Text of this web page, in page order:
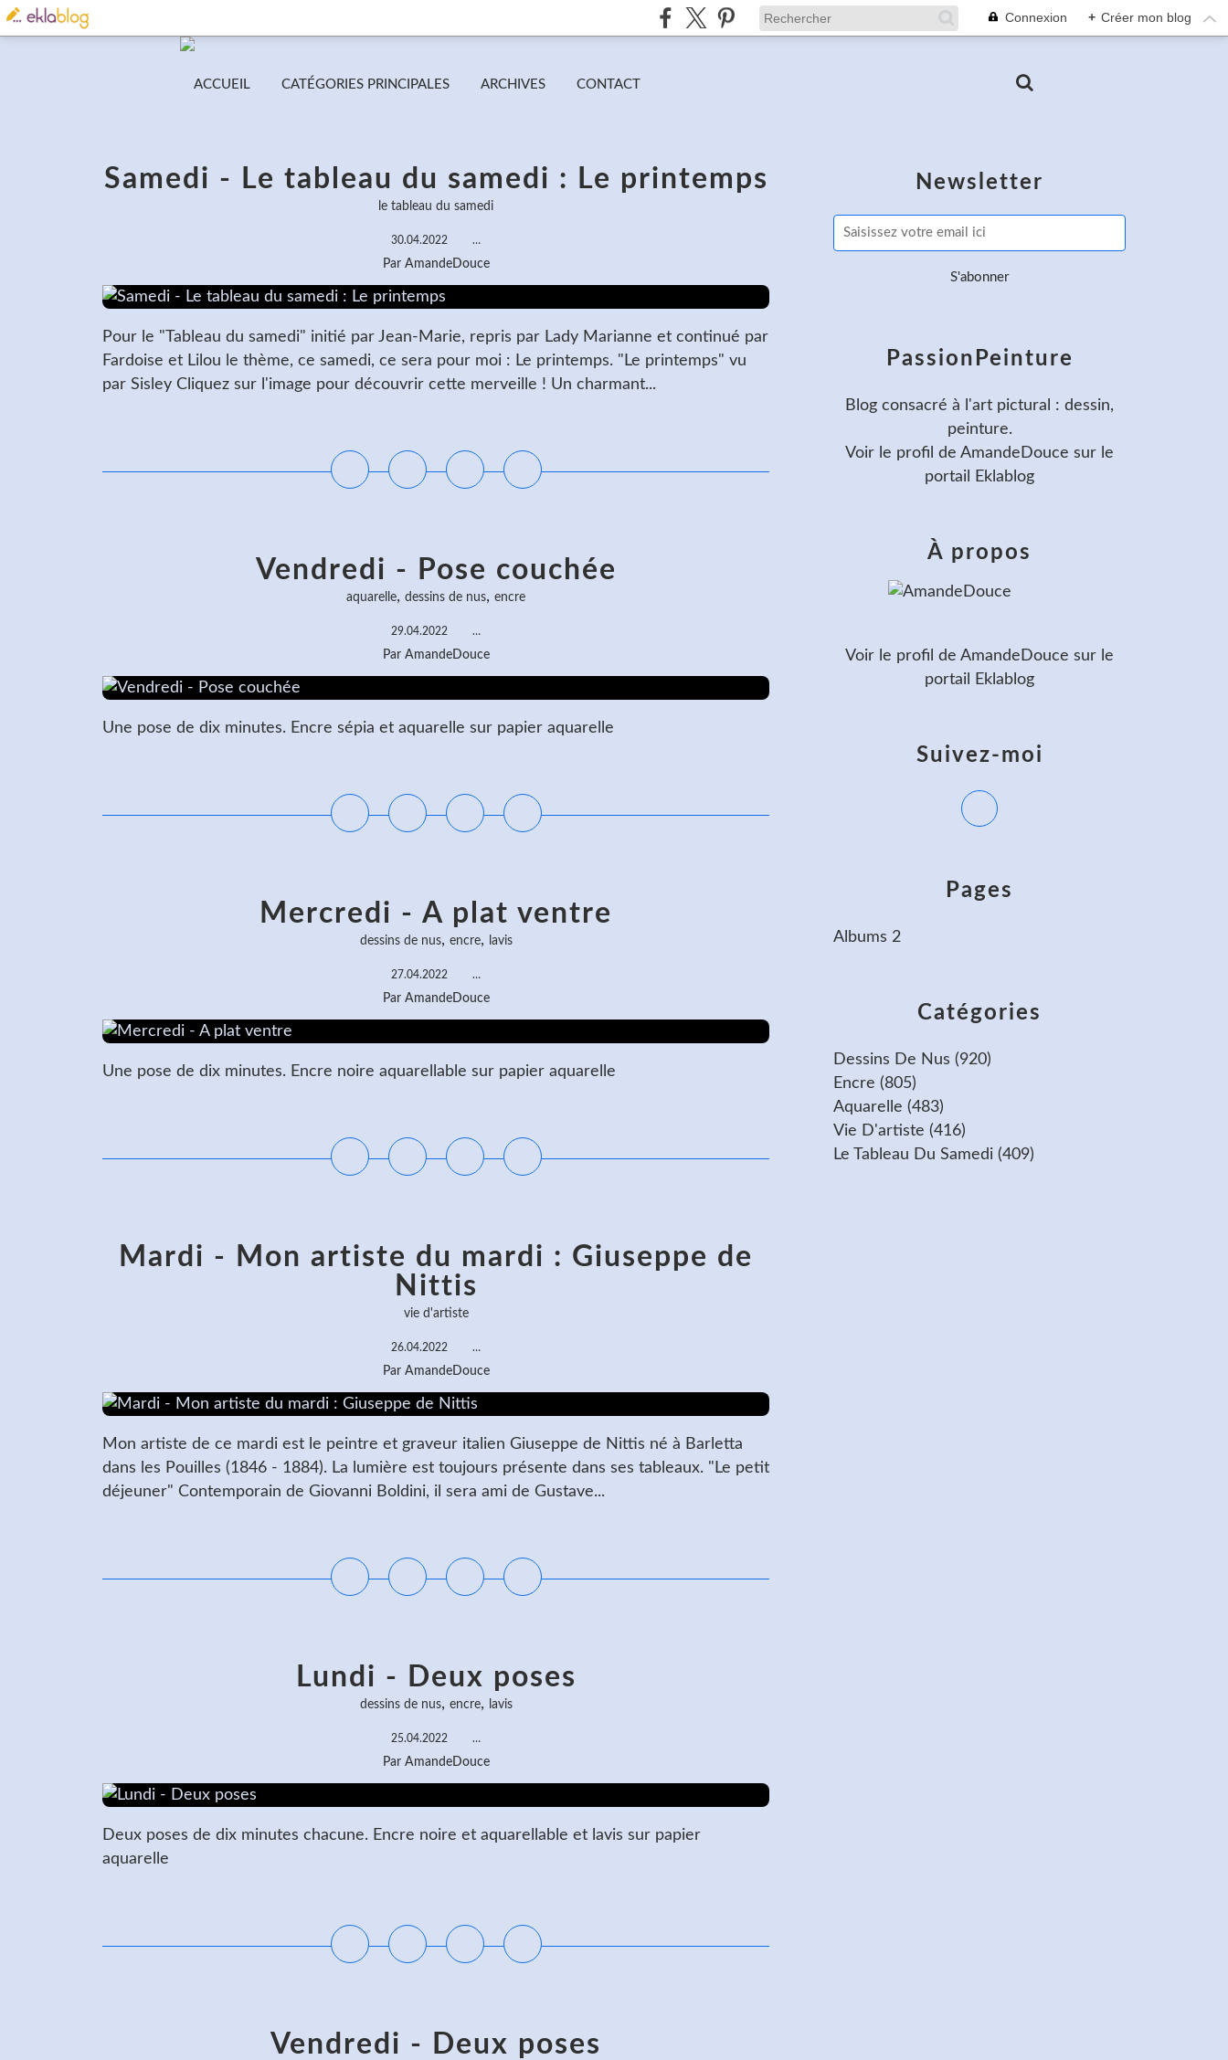
Connexion + Créer mon blog
ACCUEIL CATÉGORIES PRINCIPALES ARCHIVES CONTACT
Samedi - Le tableau du samedi : Le printemps
le tableau du samedi
30.04.2022 …
Par AmandeDouce
Pour le "Tableau du samedi" initié par Jean-Marie, repris par Lady Marianne et continué par
Fardoise et Lilou le thème, ce samedi, ce sera pour moi : Le printemps. "Le printemps" vu
par Sisley Cliquez sur l'image pour découvrir cette merveille ! Un charmant...
Vendredi - Pose couchée
aquarelle, dessins de nus, encre
29.04.2022 …
Par AmandeDouce
Une pose de dix minutes. Encre sépia et aquarelle sur papier aquarelle
Mercredi - A plat ventre
dessins de nus, encre, lavis
27.04.2022 …
Par AmandeDouce
Une pose de dix minutes. Encre noire aquarellable sur papier aquarelle
Mardi - Mon artiste du mardi : Giuseppe de
Nittis
vie d'artiste
26.04.2022 …
Par AmandeDouce
Mon artiste de ce mardi est le peintre et graveur italien Giuseppe de Nittis né à Barletta
dans les Pouilles (1846 - 1884). La lumière est toujours présente dans ses tableaux. "Le petit
déjeuner" Contemporain de Giovanni Boldini, il sera ami de Gustave...
Lundi - Deux poses
dessins de nus, encre, lavis
25.04.2022 …
Par AmandeDouce
Deux poses de dix minutes chacune. Encre noire et aquarellable et lavis sur papier
aquarelle
Vendredi - Deux poses
Newsletter
Catégories
Dessins De Nus (920)
Encre (805)
Aquarelle (483)
Vie D'artiste (416)
Le Tableau Du Samedi (409)
Pages
Albums 2
PassionPeinture
Blog consacré à l'art pictural : dessin,
peinture.
Voir le profil de AmandeDouce sur le
portail Eklablog
Suivez-moi
À propos
Voir le profil de AmandeDouce sur le
portail Eklablog